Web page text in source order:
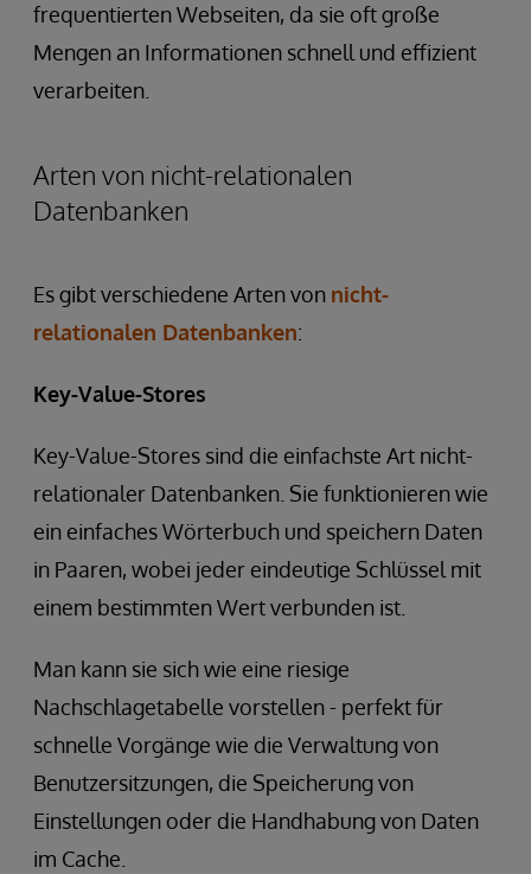
frequentierten Webseiten, da sie oft große
Mengen an Informationen schnell und effizient
verarbeiten.
Arten von nicht-relationalen
Datenbanken
Es gibt verschiedene Arten von nicht-
relationalen Datenbanken:
Key-Value-Stores
Key-Value-Stores sind die einfachste Art nicht-
relationaler Datenbanken. Sie funktionieren wie
ein einfaches Wörterbuch und speichern Daten
in Paaren, wobei jeder eindeutige Schlüssel mit
einem bestimmten Wert verbunden ist.
Man kann sie sich wie eine riesige
Nachschlagetabelle vorstellen - perfekt für
schnelle Vorgänge wie die Verwaltung von
Benutzersitzungen, die Speicherung von
Einstellungen oder die Handhabung von Daten
im Cache.